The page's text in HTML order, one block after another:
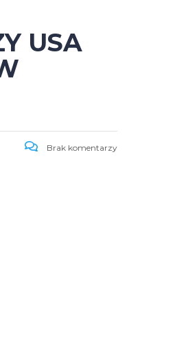
USA
Brak komentarzy